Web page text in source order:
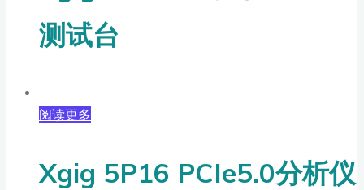
测试台
阅读更多
Xgig 5P16 PCIe5.0分析仪